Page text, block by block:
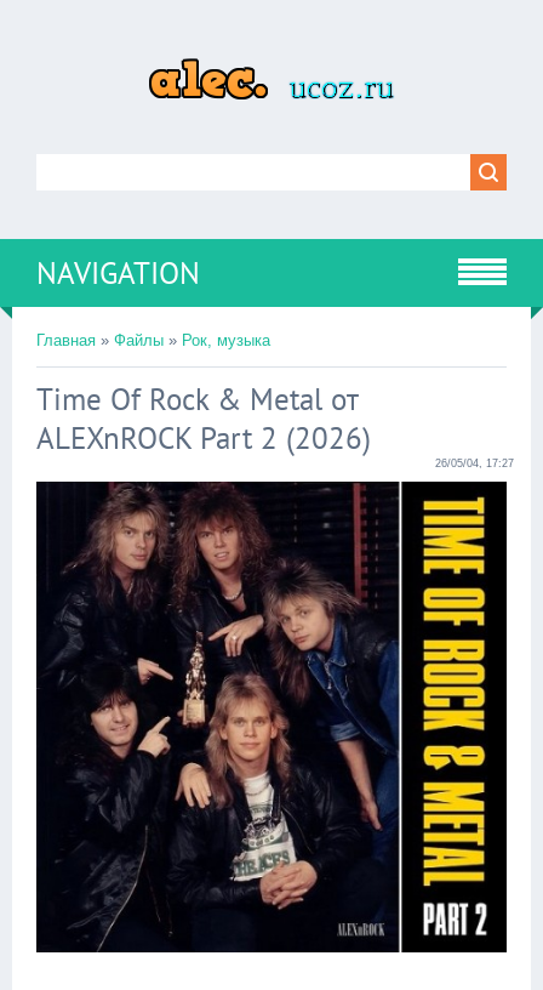
NAVIGATION
Главная » Файлы » Рок, музыка
Time Of Rock & Metal от
ALEXnROCK Part 2 (2026)
26/05/04, 17:27